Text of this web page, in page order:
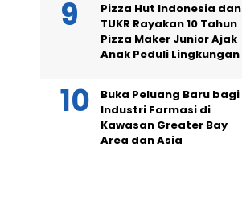
Pizza Hut Indonesia dan
TUKR Rayakan 10 Tahun
Pizza Maker Junior Ajak
Anak Peduli Lingkungan
Buka Peluang Baru bagi
Industri Farmasi di
Kawasan Greater Bay
Area dan Asia